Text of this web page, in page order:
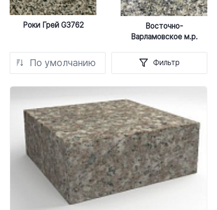
Роки Грей G3762
Восточно-
Варламовское м.р.
По умолчанию Фильтр